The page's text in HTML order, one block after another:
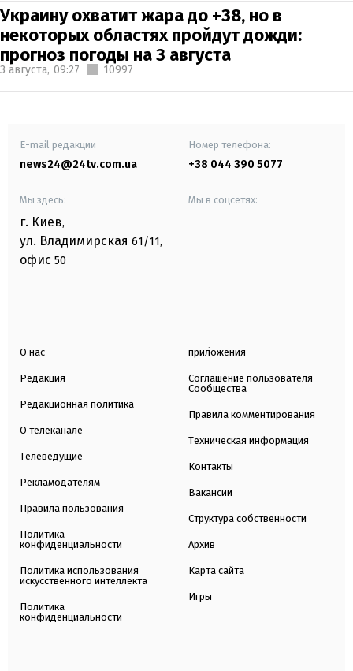
Украину охватит жара до +38, но в
некоторых областях пройдут дожди:
прогноз погоды на 3 августа
3 августа, 09:27 10997
E-mail редакции
news24@24tv.com.ua
Номер телефона:
+38 044 390 5077
Мы здесь:
г. Киев,
ул. Владимирская 61/11,
офис 50
Мы в соцсетях:
О нас
Редакция
Редакционная политика
О телеканале
Телеведущие
Рекламодателям
Правила пользования
Политика
конфиденциальности
Политика использования
искусственного интеллекта
Политика
конфиденциальности
приложения
Соглашение пользователя
Сообщества
Правила комментирования
Техническая информация
Контакты
Вакансии
Структура собственности
Архив
Карта сайта
Игры